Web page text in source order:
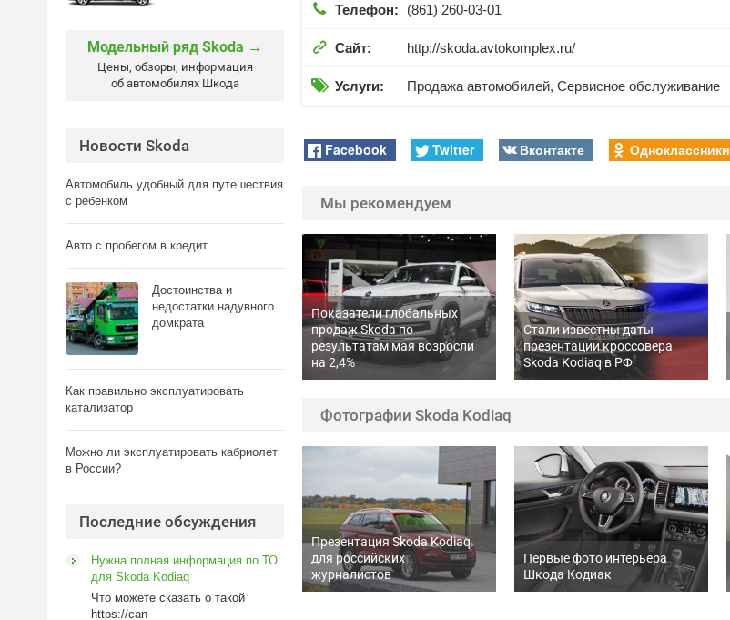
 Телефон: (861) 260-03-01
 Сайт: http://skoda.avtokomplex.ru/
 Услуги: Продажа автомобилей, Сервисное обслуживание
Facebook Twitter Вконтакте Одноклассники
Мы рекомендуем
Показатели глобальных
продаж Skoda по
результатам мая возросли
на 2,4%
Стали известны даты
презентации кроссовера
Skoda Kodiaq в РФ
Фотографии Skoda Kodiaq
Презентация Skoda Kodiaq
для российских
журналистов
Первые фото интерьера
Шкода Кодиак
Модельный ряд Skoda →
Цены, обзоры, информация
об автомобилях Шкода
Новости Skoda
Автомобиль удобный для путешествия
с ребенком
Авто с пробегом в кредит
Достоинства и
недостатки надувного
домкрата
Как правильно эксплуатировать
катализатор
Можно ли эксплуатировать кабриолет
в России?
Последние обсуждения
Нужна полная информация по ТО
для Skoda Kodiaq
Что можете сказать о такой
https://can-